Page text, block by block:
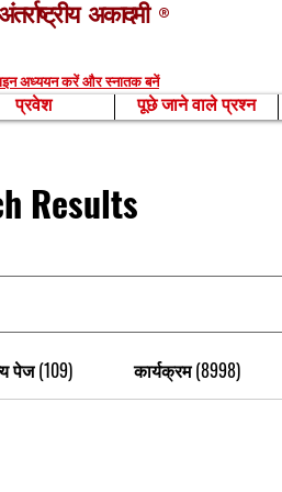
अकादमी ®
अध्ययन करें और स्नातक बनें
प्रवेश पूछे जाने वाले प्रश्न
Results
पेज (109) कार्यक्रम (8998)